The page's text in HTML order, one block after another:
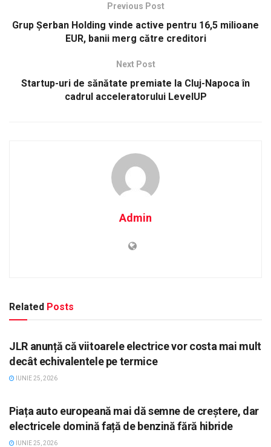
Previous Post
Grup Șerban Holding vinde active pentru 16,5 milioane
EUR, banii merg către creditori
Next Post
Startup-uri de sănătate premiate la Cluj-Napoca în
cadrul acceleratorului LevelUP
Admin
Related Posts
STIRI, AUTO
JLR anunță că viitoarele electrice vor costa mai mult
decât echivalentele pe termice
IUNIE 25, 2026
Piața auto europeană mai dă semne de creștere, dar
electricele domină față de benzină fără hibride
IUNIE 25, 2026